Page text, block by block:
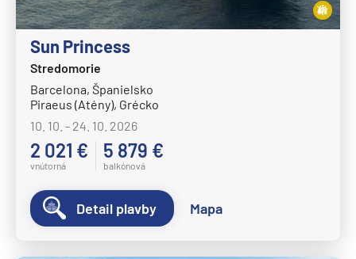
Sun Princess
Stredomorie
Barcelona, Španielsko
Piraeus (Atény), Grécko
10. 10. - 24. 10. 2026
2 021 €
vnútorná
5 879 €
balkónová
Detail plavby Mapa